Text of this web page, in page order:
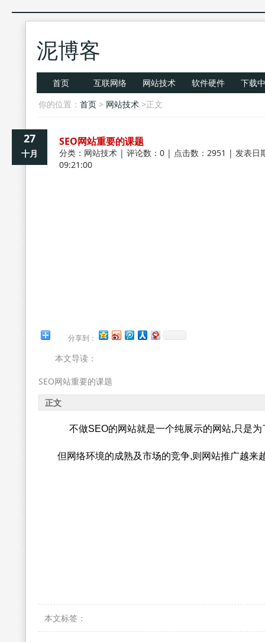
泥博客
首页 互联网络 网站技术 软件硬件
下载
你的位置： 首页 > 网站技术 >正文
27
十月
SEO网站重要的课题
分类： 网站技术 | 评论数：0 | 点击数：2951 | 发表日
09:21:00
分享到：
本文导读：
SEO网站重要的课题
正文
不做SEO的网站就是一个纯展示的网站,只是为
但网络环境的成熟及市场的竞争,则网站推广越来
本文标签：